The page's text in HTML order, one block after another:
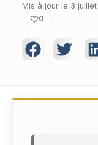
Mis à jour le 3
0